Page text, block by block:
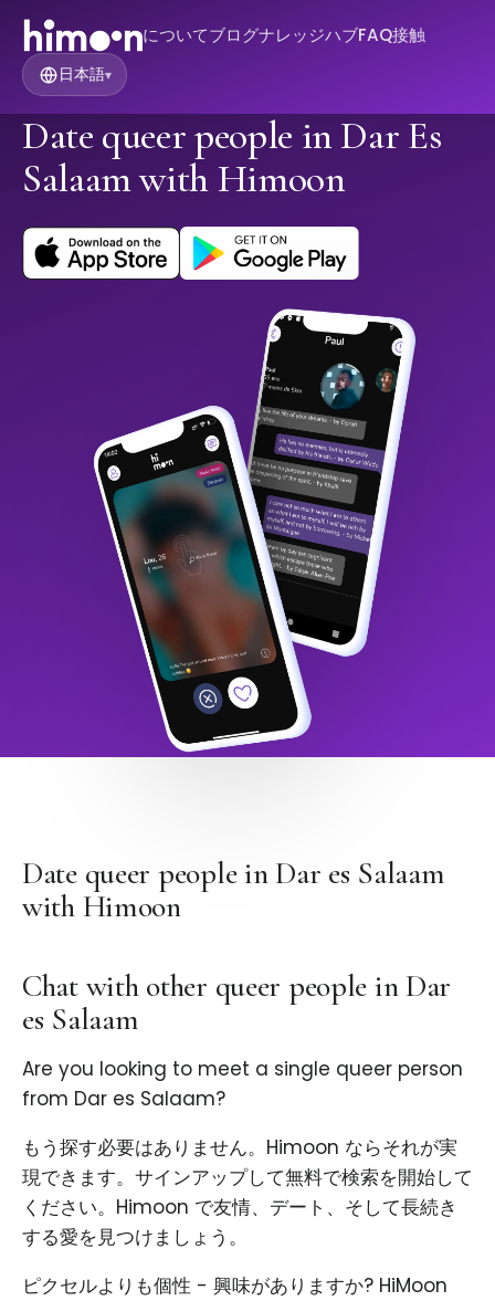
についてブログナレッジハブFAQ接触
日本語▾
Date queer people in Dar Es
Salaam with Himoon
Date queer people in Dar es Salaam
with Himoon
Chat with other queer people in Dar
es Salaam
Are you looking to meet a single queer person
from Dar es Salaam?
もう探す必要はありません。Himoon ならそれが実
現できます。サインアップして無料で検索を開始して
ください。Himoon で友情、デート、そして長続き
する愛を見つけましょう。
ピクセルよりも個性 - 興味がありますか? HiMoon